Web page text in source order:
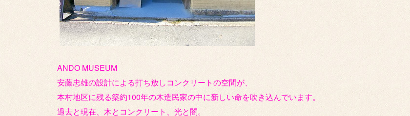
ANDO MUSEUM
安藤忠雄の設計による打ち放しコンクリートの空間が、
本村地区に残る築約100年の木造民家の中に新しい命を吹き込んでいます。
過去と現在、木とコンクリート、光と闇。